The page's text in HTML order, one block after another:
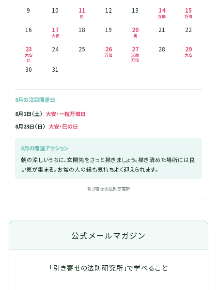
9 10 11
巳
12 13 14
万倍
15
万倍
16 17
大安
18 19 20
寅
21 22
23
大安
巳
24 25 26
万倍
27
天赦
万倍
28 29
大安
30 31
8月の注目開運日
8月1日（土） 大安・一粒万倍日
8月23日（日） 大安・巳の日
8月の開運アクション
朝の涼しいうちに、玄関先をさっと掃きましょう。掃き清めた場所には良
い気が集まる。お盆の人の縁も気持ちよく迎えられます。
引き寄せの法則研究所
公式メールマガジン
「引き寄せの法則研究所」で学べること